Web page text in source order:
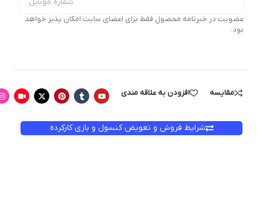
عضویت در خبرنامه محصول فقط برای اعضای سایت امکان پذیر خواهد
بود.
مقایسه افزودن به علاقه مندی
شرایط فروش و تعویض کنسول و بازی کارکرده